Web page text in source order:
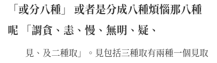
「或分八種」 或者是分成八種煩惱那八種
呢 「謂貪、恚、慢、無明、疑、
見、及二種取」。見包括三種取有兩種一個見取